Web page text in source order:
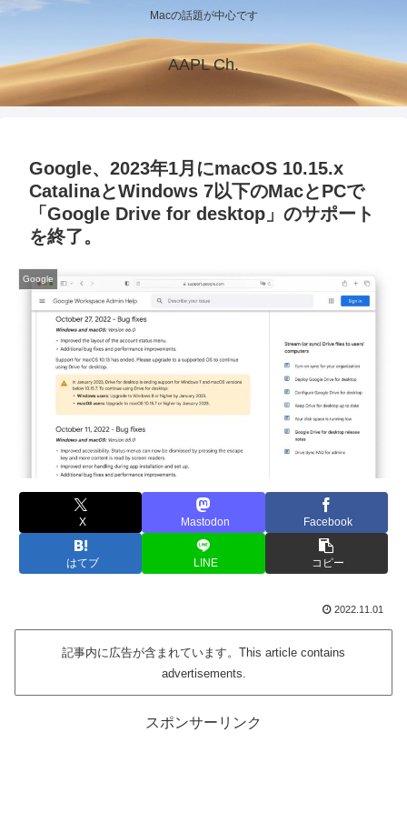
Macの話題が中心です
AAPL Ch.
Google、2023年1月にmacOS 10.15.x
CatalinaとWindows 7以下のMacとPCで
「Google Drive for desktop」のサポート
を終了。
Google
X Mastodon Facebook
はてブ LINE コピー
2022.11.01
記事内に広告が含まれています。This article contains
advertisements.
スポンサーリンク